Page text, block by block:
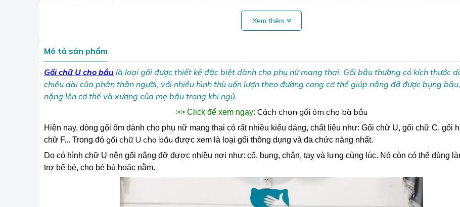
Xem thêm
Mô tả sản phẩm
Gối chữ U cho bầu là loại gối được thiết kế đặc biệt dành cho phụ nữ mang thai. Gối bầu thường có kích thước
chiều dài của phần thân người, với nhiều hình thù uốn lượn theo đường cong cơ thể giúp nâng đỡ được bụng
nặng lên cơ thể và xương của mẹ bầu trong khi ngủ.
>> Click để xem ngay: Cách chọn gối ôm cho bà bầu
Hiện nay, dòng gối ôm dành cho phụ nữ mang thai có rất nhiều kiểu dáng, chất liệu như: Gối chữ U, gối chữ C, gối
chữ F... Trong đó gối chữ U cho bầu được xem là loại gối thông dụng và đa chức năng nhất.
Do có hình chữ U nên gối nâng đỡ được nhiều nơi như: cổ, bụng, chân, tay và lưng cùng lúc. Nó còn có thể dùng
trợ bế bé, cho bé bú hoặc nằm.